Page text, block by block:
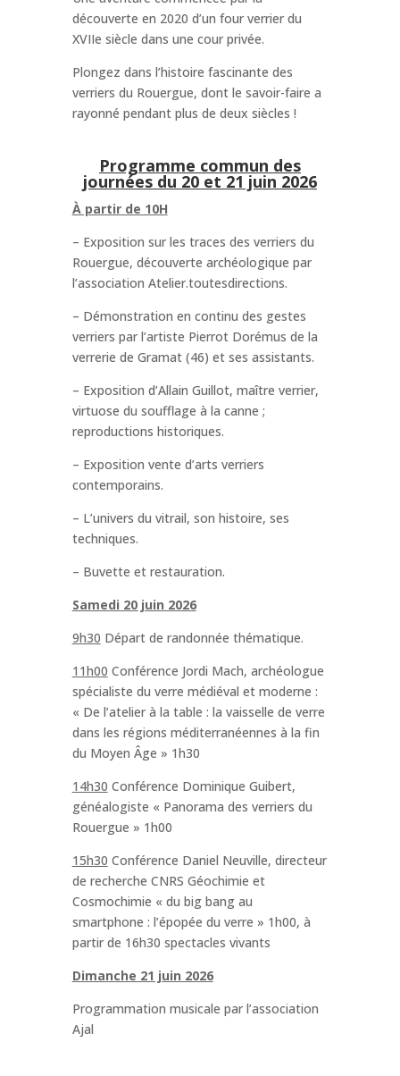
découverte en 2020 d’un four verrier du
XVIIe siècle dans une cour privée.
Plongez dans l’histoire fascinante des
verriers du Rouergue, dont le savoir-faire a
rayonné pendant plus de deux siècles !
Programme commun des
journées du 20 et 21 juin 2026
À partir de 10H
– Exposition sur les traces des verriers du
Rouergue, découverte archéologique par
l’association Atelier.toutesdirections.
– Démonstration en continu des gestes
verriers par l’artiste Pierrot Dorémus de la
verrerie de Gramat (46) et ses assistants.
– Exposition d’Allain Guillot, maître verrier,
virtuose du soufflage à la canne ;
reproductions historiques.
– Exposition vente d’arts verriers
contemporains.
– L’univers du vitrail, son histoire, ses
techniques.
– Buvette et restauration.
Samedi 20 juin 2026
9h30 Départ de randonnée thématique.
11h00 Conférence Jordi Mach, archéologue
spécialiste du verre médiéval et moderne :
« De l’atelier à la table : la vaisselle de verre
dans les régions méditerranéennes à la fin
du Moyen Âge » 1h30
14h30 Conférence Dominique Guibert,
généalogiste « Panorama des verriers du
Rouergue » 1h00
15h30 Conférence Daniel Neuville, directeur
de recherche CNRS Géochimie et
Cosmochimie « du big bang au
smartphone : l’épopée du verre » 1h00, à
partir de 16h30 spectacles vivants
Dimanche 21 juin 2026
Programmation musicale par l’association
Ajal